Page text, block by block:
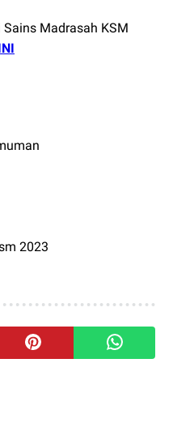
Sains Madrasah KSM
2023